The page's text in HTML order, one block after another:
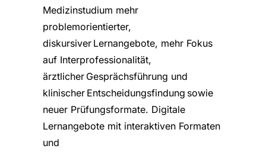
Medizinstudium mehr
problemorientierter,
diskursiver Lernangebote, mehr Fokus
auf Interprofessionalität,
ärztlicher Gesprächsführung und
klinischer Entscheidungsfindung sowie
neuer Prüfungsformate. Digitale
Lernangebote mit interaktiven Formaten
und